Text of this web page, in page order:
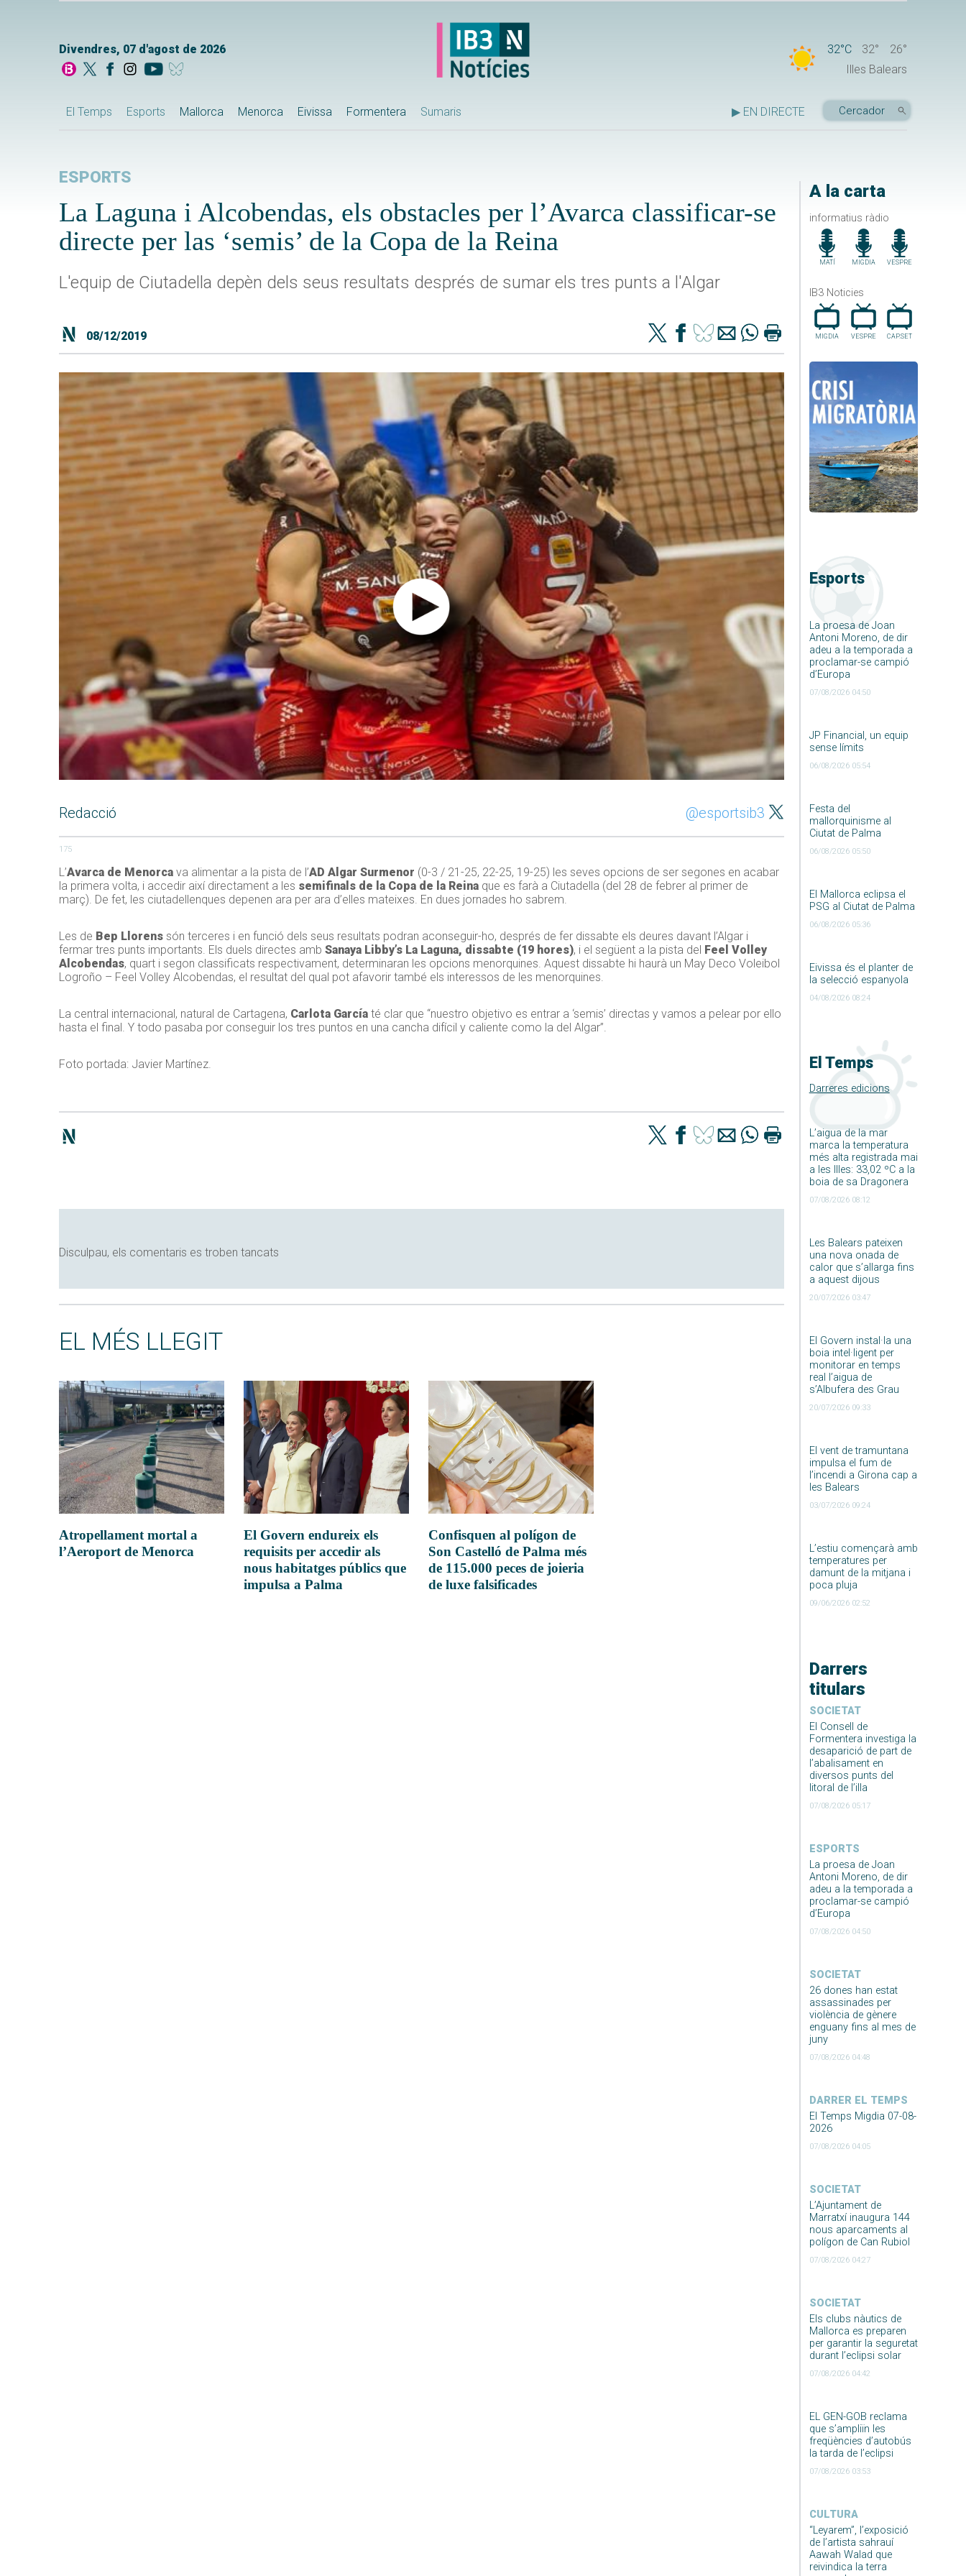
Divendres, 07 d'agost de 2026 32°C 32°
26°
Illes Balears
El Temps Esports Mallorca Menorca Eivissa Formentera Sumaris ▶ EN DIRECTE
A la carta
informatius ràdio
MATÍ MIGDIA VESPRE
IB3 Noticies
MIGDIA VESPRE CAP.SET
Esports
La proesa de Joan
Antoni Moreno, de dir
adeu a la temporada a
proclamar-se campió
d’Europa
07/08/2026 04:50
JP Financial, un equip
sense límits
06/08/2026 05:54
Festa del
mallorquinisme al
Ciutat de Palma
06/08/2026 05:50
El Mallorca eclipsa el
PSG al Ciutat de Palma
06/08/2026 05:36
Eivissa és el planter de
la selecció espanyola
04/08/2026 08:24
El Temps
Darreres edicions
L’aigua de la mar
marca la temperatura
més alta registrada mai
a les Illes: 33,02 ºC a la
boia de sa Dragonera
07/08/2026 08:12
Les Balears pateixen
una nova onada de
calor que s’allarga fins
a aquest dijous
20/07/2026 03:47
El Govern instal·la una
boia intel·ligent per
monitorar en temps
real l’aigua de
s’Albufera des Grau
20/07/2026 09:33
El vent de tramuntana
impulsa el fum de
l’incendi a Girona cap a
les Balears
03/07/2026 09:24
L’estiu començarà amb
temperatures per
damunt de la mitjana i
poca pluja
09/06/2026 02:52
Darrers
titulars
SOCIETAT
El Consell de
Formentera investiga la
desaparició de part de
l’abalisament en
diversos punts del
litoral de l’illa
07/08/2026 05:17
ESPORTS
La proesa de Joan
Antoni Moreno, de dir
adeu a la temporada a
proclamar-se campió
d’Europa
07/08/2026 04:50
SOCIETAT
26 dones han estat
assassinades per
violència de gènere
enguany fins al mes de
juny
07/08/2026 04:48
DARRER EL TEMPS
El Temps Migdia 07-08-
2026
07/08/2026 04:05
SOCIETAT
L’Ajuntament de
Marratxí inaugura 144
nous aparcaments al
polígon de Can Rubiol
07/08/2026 04:27
SOCIETAT
Els clubs nàutics de
Mallorca es preparen
per garantir la seguretat
durant l’eclipsi solar
07/08/2026 04:42
EL GEN-GOB reclama
que s’ampliïn les
freqüències d’autobús
la tarda de l’eclipsi
07/08/2026 03:53
CULTURA
“Leyarem”, l’exposició
de l’artista sahrauí
Aawah Walad que
reivindica la terra
ESPORTS
La Laguna i Alcobendas, els obstacles per l’Avarca classificar-se
directe per las ‘semis’ de la Copa de la Reina
L'equip de Ciutadella depèn dels seus resultats després de sumar els tres punts a l'Algar
08/12/2019
Redacció @esportsib3
175
L’Avarca de Menorca va alimentar a la pista de l’AD Algar Surmenor (0-3 / 21-25, 22-25, 19-25) les seves opcions de ser segones en acabar
la primera volta, i accedir així directament a les semifinals de la Copa de la Reina que es farà a Ciutadella (del 28 de febrer al primer de
març). De fet, les ciutadellenques depenen ara per ara d’elles mateixes. En dues jornades ho sabrem.
Les de Bep Llorens són terceres i en funció dels seus resultats podran aconseguir-ho, després de fer dissabte els deures davant l’Algar i
fermar tres punts importants. Els duels directes amb Sanaya Libby’s La Laguna, dissabte (19 hores), i el següent a la pista del Feel Volley
Alcobendas, quart i segon classificats respectivament, determinaran les opcions menorquines. Aquest dissabte hi haurà un May Deco Voleibol
Logroño – Feel Volley Alcobendas, el resultat del qual pot afavorir també els interessos de les menorquines.
La central internacional, natural de Cartagena, Carlota García té clar que “nuestro objetivo es entrar a ‘semis’ directas y vamos a pelear por ello
hasta el final. Y todo pasaba por conseguir los tres puntos en una cancha difícil y caliente como la del Algar”.
Foto portada: Javier Martínez.
Disculpau, els comentaris es troben tancats
EL MÉS LLEGIT
Atropellament mortal a
l’Aeroport de Menorca
El Govern endureix els
requisits per accedir als
nous habitatges públics que
impulsa a Palma
Confisquen al polígon de
Son Castelló de Palma més
de 115.000 peces de joieria
de luxe falsificades